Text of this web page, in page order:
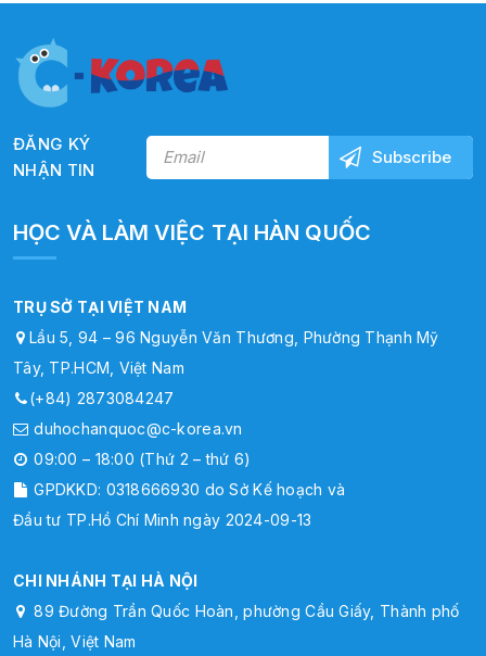
ĐĂNG KÝ
NHẬN TIN
HỌC VÀ LÀM VIỆC TẠI HÀN QUỐC
TRỤ SỞ TẠI VIỆT NAM
Lầu 5, 94 – 96 Nguyễn Văn Thương, Phường Thạnh Mỹ
Tây, TP.HCM, Việt Nam
(+84) 2873084247
duhochanquoc@c-korea.vn
09:00 – 18:00 (Thứ 2 – thứ 6)
GPDKKD: 0318666930 do Sở Kế hoạch và
Đầu tư TP.Hồ Chí Minh ngày 2024-09-13
CHI NHÁNH TẠI HÀ NỘI
89 Đường Trần Quốc Hoàn, phường Cầu Giấy, Thành phố
Hà Nội, Việt Nam